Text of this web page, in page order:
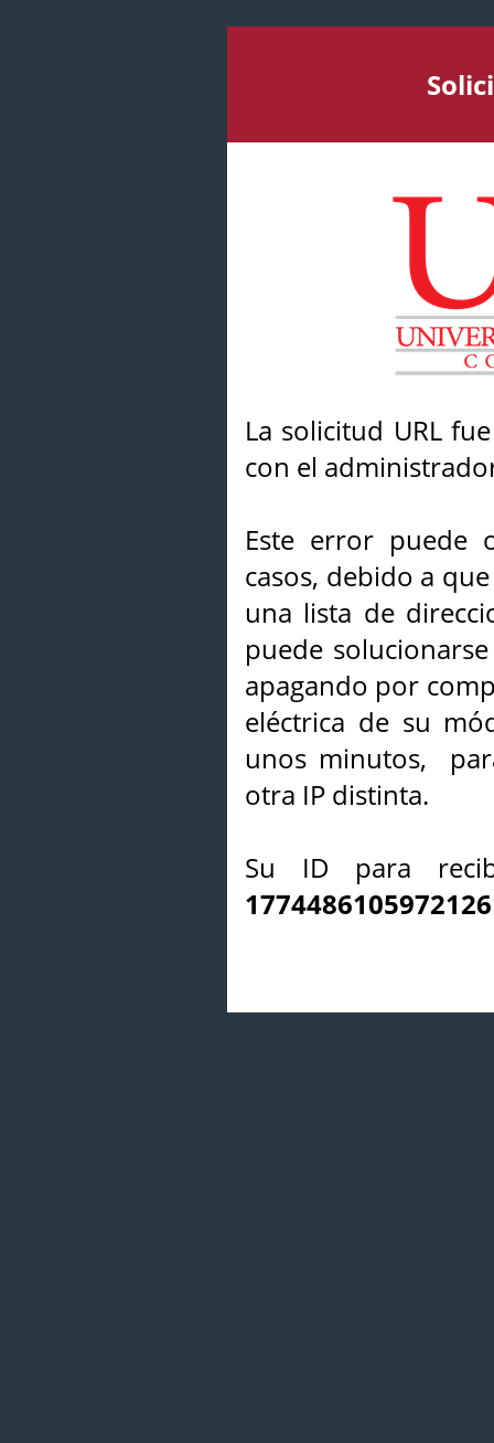
La solicitud URL
con el
Este error puede
casos, debido a
una lista de
puede
apagando por
eléctrica de su
unos minutos,
otra IP distinta.
Su ID para